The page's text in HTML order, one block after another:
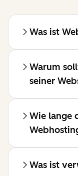
Was ist
Warum
seiner
Wie lange
Was ist